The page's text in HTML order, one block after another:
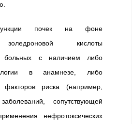
почек на фоне
кислоты
больных с наличием либо
в анамнезе, либо
факторов риска (например,
заболеваний, сопутствующей
нефротоксических